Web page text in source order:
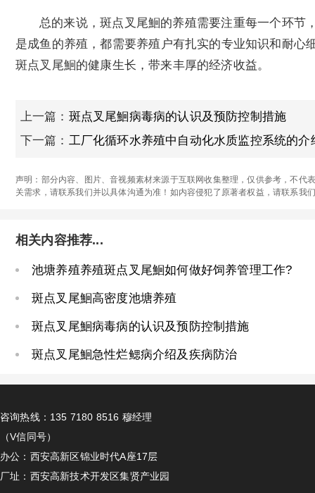
总的来说，斑点叉尾鮰的养殖需要注重每一个环节
是成鱼的养殖，都需要养殖户有扎实的专业知识和耐心
斑点叉尾鮰的健康生长，带来丰厚的经济收益。
上一篇： 斑点叉尾鮰病毒病的认识及预防控制措施
下一篇： 工厂化循环水养殖中自动化水质监控系统的介
声明：部分内容、图片、音视频素材来源于互联网收集整理，仅供参考，不代
关需求，请联系我们并以具体沟通为准！如内容侵犯了原著者权益，请联系我
相关内容推荐...
池塘养殖养殖斑点叉尾鮰如何做好饲养管理工作?
斑点叉尾鮰高密度池塘养殖
斑点叉尾鮰病毒病的认识及预防控制措施
斑点叉尾鮰急性烂鳃病介绍及疾病防治
咨询热线：135 7180 8516 穆经理
（V信同号）
办公：西安高新区锦业时代A座17层
厂址：西安高新技术开发区集贤产业园